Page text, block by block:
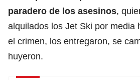
paradero de los asesinos,
alquilados los Jet Ski por media
el crimen, los entregaron, se
huyeron.